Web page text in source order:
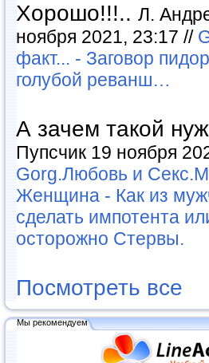
Хорошо!!!.. Л.
ноября 2021, 23:17 //
факт... - Заговор
голубой реванш…
А зачем такой
Пупсчик 19 ноября
Gorg.Любовь и
Женщина - Как из
сделать импотента
осторожно Стервы.
Посмотреть все
Мы рекомендуем